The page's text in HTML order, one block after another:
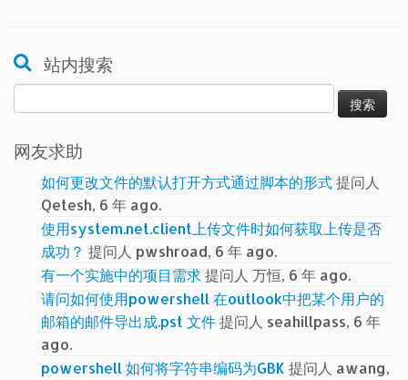
站内搜索
索：
网友求助
如何更改文件的默认打开方式通过脚本的形式提问人
Qetesh, 6 年 ago.
使用system.net.client上传文件时如何获取上传是否
成功？ 提问人 pwshroad, 6 年 ago.
有一个实施中的项目需求提问人 万恒, 6 年 ago.
请问如何使用powershell 在outlook中把某个用户的
邮箱的邮件导出成.pst 文件提问人 seahillpass, 6 年
ago.
powershell 如何将字符串编码为GBK 提问人 awang,